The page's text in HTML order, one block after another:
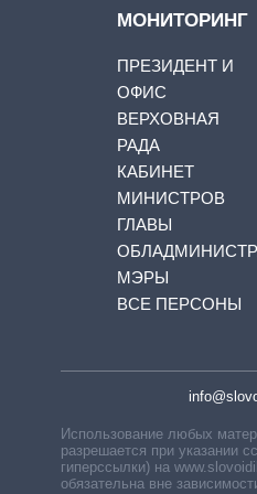
МОНИТОРИНГ
ПРЕЗИДЕНТ И
ОФИС
ВЕРХОВНАЯ
РАДА
КАБИНЕТ
МИНИСТРОВ
ГЛАВЫ
МЭРЫ
ВСЕ ПЕРСОНЫ
Использование любых
разрешается при указании
гиперссылки) на
обязательна вне